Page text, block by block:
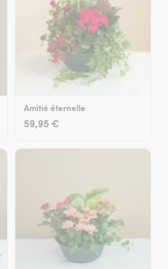
Amitié éternelle
59,95 €